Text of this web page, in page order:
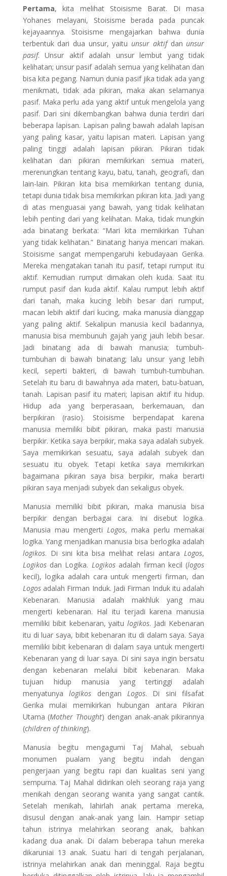
Pertama, kita melihat Stoisisme Barat. Di masa
Yohanes melayani, Stoisisme berada pada puncak
kejayaannya. Stoisisme mengajarkan bahwa dunia
terbentuk dari dua unsur, yaituunsur aktifdanunsur
pasif. Unsur aktif adalah unsur lembut yang tidak
kelihatan; unsur pasif adalah semua yang kelihatan dan
bisa kita pegang. Namun dunia pasif jika tidak ada yang
menikmati, tidak ada pikiran, maka akan selamanya
pasif. Maka perlu ada yang aktif untuk mengelola yang
pasif. Dari sini dikembangkan bahwa dunia terdiri dari
beberapa lapisan. Lapisan paling bawah adalah lapisan
yang paling kasar, yaitu lapisan materi. Lapisan yang
paling tinggi adalah lapisan pikiran. Pikiran tidak
kelihatan dan pikiran memikirkan semua materi,
merenungkan tentang kayu, batu, tanah, geografi, dan
lain-lain. Pikiran kita bisa memikirkan tentang dunia,
tetapi dunia tidak bisa memikirkan pikiran kita. Jadi yang
di atas menguasai yang bawah, yang tidak kelihatan
lebih penting dari yang kelihatan. Maka, tidak mungkin
ada binatang berkata: “Mari kita memikirkan Tuhan
yang tidak kelihatan.” Binatang hanya mencari makan.
Stoisisme sangat mempengaruhi kebudayaan Gerika.
Mereka mengatakan tanah itu pasif, tetapi rumput itu
aktif. Kemudian rumput dimakan oleh kuda. Saat itu
rumput pasif dan kuda aktif. Kalau rumput lebih aktif
dari tanah, maka kucing lebih besar dari rumput,
macan lebih aktif dari kucing, maka manusia dianggap
yang paling aktif. Sekalipun manusia kecil badannya,
manusia bisa membunuh gajah yang jauh lebih besar.
Jadi binatang ada di bawah manusia; tumbuh-
tumbuhan di bawah binatang; lalu unsur yang lebih
kecil, seperti bakteri, di bawah tumbuh-tumbuhan.
Setelah itu baru di bawahnya ada materi, batu-batuan,
tanah. Lapisan pasif itu materi; lapisan aktif itu hidup.
Hidup ada yang berperasaan, berkemauan, dan
berpikiran (rasio). Stoisisme berpendapat karena
manusia memiliki bibit pikiran, maka pasti manusia
berpikir. Ketika saya berpikir, maka saya adalah subyek.
Saya memikirkan sesuatu, saya adalah subyek dan
sesuatu itu obyek. Tetapi ketika saya memikirkan
bagaimana pikiran saya bisa berpikir, maka berarti
pikiran saya menjadi subyek dan sekaligus obyek.
Manusia memiliki bibit pikiran, maka manusia bisa
berpikir dengan berbagai cara. Ini disebut logika.
Manusia mau mengerti Logos, maka perlu memakai
logika. Yang menjadikan manusia bisa berlogika adalah
logikos. Di sini kita bisa melihat relasi antaraLogos,
Logikosdan Logika. Logikosadalah firman kecil (logos
kecil), logika adalah cara untuk mengerti firman, dan
Logosadalah Firman Induk. Jadi Firman Induk itu adalah
Kebenaran. Manusia adalah makhluk yang mau
mengerti kebenaran. Hal itu terjadi karena manusia
memiliki bibit kebenaran, yaitulogikos. Jadi Kebenaran
itu di luar saya, bibit kebenaran itu di dalam saya. Saya
memiliki bibit kebenaran di dalam saya untuk mengerti
Kebenaran yang di luar saya. Di sini saya ingin bersatu
dengan kebenaran melalui bibit kebenaran. Maka
tujuan hidup manusia yang tertinggi adalah
menyatunyalogikos dengan Logos. Di sini filsafat
Gerika mulai memikirkan hubungan antara Pikiran
Utama (Mother Thought) dengan anak-anak pikirannya
(children of thinking).
Manusia begitu mengagumi Taj Mahal, sebuah
monumen pualam yang begitu indah dengan
pengerjaan yang begitu rapi dan kualitas seni yang
sempurna. Taj Mahal didirikan oleh seorang raja yang
menikah dengan seorang wanita yang sangat cantik.
Setelah menikah, lahirlah anak pertama mereka,
disusul dengan anak-anak yang lain. Hampir setiap
tahun istrinya melahirkan seorang anak, bahkan
kadang dua anak. Di dalam beberapa tahun mereka
dikaruniai 13 anak. Suatu hari di tengah perjalanan,
istrinya melahirkan anak dan meninggal. Raja begitu